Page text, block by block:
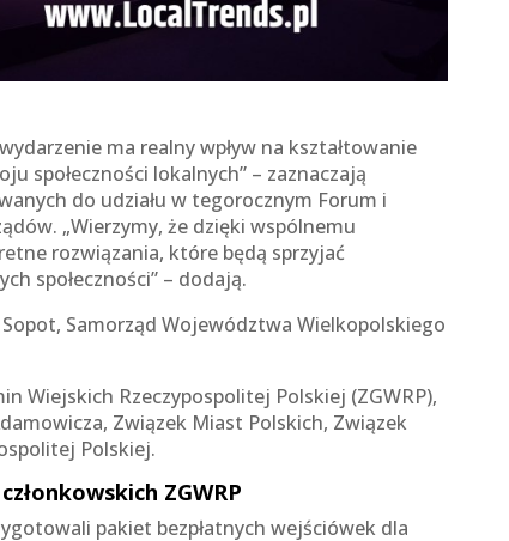
ma realny wpływ na kształtowanie
społeczności lokalnych” – zaznaczają
do udziału w tegorocznym Forum i
„Wierzymy, że dzięki wspólnemu
rozwiązania, które będą sprzyjać
społeczności” – dodają.
Samorząd Województwa Wielkopolskiego
Wiejskich Rzeczypospolitej Polskiej (ZGWRP),
Związek Miast Polskich, Związek
Polskiej.
ZGWRP
pakiet bezpłatnych wejściówek dla